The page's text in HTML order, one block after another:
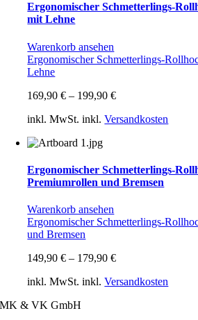
Ergonomischer Schmetterlings-
mit Lehne
Warenkorb ansehen
Ergonomischer Schmetterlings-
Lehne
169,90€ – 199,90€
inkl. MwSt. inkl.Versandkosten
Ergonomischer Schmetterlings-
Premiumrollen und Bremsen
Warenkorb ansehen
Ergonomischer Schmetterlings-
und Bremsen
149,90€ – 179,90€
inkl. MwSt. inkl.Versandkosten
MK & VK GmbH